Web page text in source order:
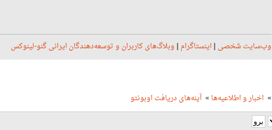
وب‌سایت شخصی |اینستاگرام | وبلاگ‌های کاربران و توسعه‌دهندگان ایرانی گنو-لینوکس
» اخبار و اطلاعیه‌ها» آینه‌‌های دریافت اوبونتو